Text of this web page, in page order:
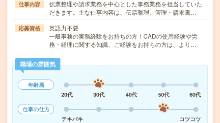
仕事内容
伝票整理や請求業務を中心とした事務業務を担当していた
だきます。主な仕事内容は、伝票整理、管理・請求書…
応募資格
英語力不要
一般事務の実務経験をお持ちの方！CADの使用経験や労
務・経理に関する知識、ご経験をお持ちの方は、より…
職場の雰囲気
年齢層
20代
30代 40代 50代
60代
仕事の仕方
テキパキ
コツコツ